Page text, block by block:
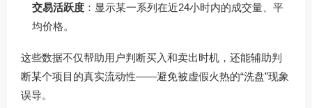
交易活跃度 ：显示某一系列在近24小时内的成交量、平
均价格。
这些数据不仅帮助用户判断买入和卖出时机，还能辅助判
断某个项目的真实流动性——避免被虚假火热的“洗盘”现象
误导。